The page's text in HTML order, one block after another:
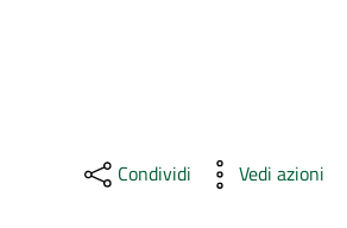
Condividi Vedi azioni